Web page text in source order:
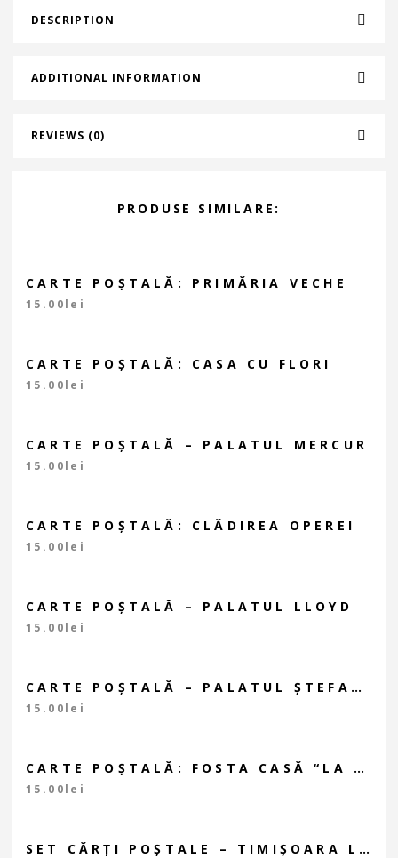
DESCRIPTION
ADDITIONAL INFORMATION
REVIEWS (0)
PRODUSE SIMILARE:
CARTE POȘTALĂ: PRIMĂRIA VECHE
15.00lei
CARTE POȘTALĂ: CASA CU FLORI
15.00lei
CARTE POȘTALĂ – PALATUL MERCUR
15.00lei
CARTE POȘTALĂ: CLĂDIREA OPEREI
15.00lei
CARTE POȘTALĂ – PALATUL LLOYD
15.00lei
CARTE POȘTALĂ – PALATUL ȘTEFANIA
15.00lei
CARTE POȘTALĂ: FOSTA CASĂ “LA LEU”
15.00lei
SET CĂRȚI POȘTALE – TIMIȘOARA LA CUTIE – OFERTĂ LIMITATĂ!